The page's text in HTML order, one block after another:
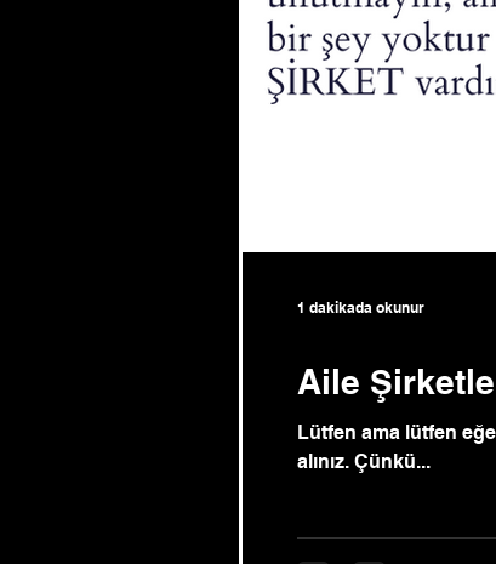
Aile
Lütfen ama lütfen
alınız. Çünkü...
1 dakikada okunur